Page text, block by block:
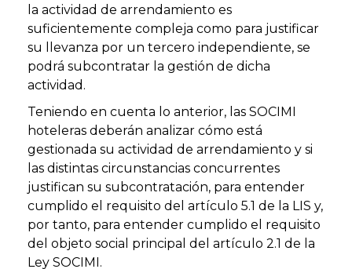
la actividad de arrendamiento es
suficientemente compleja como para justificar
su llevanza por un tercero independiente, se
podrá subcontratar la gestión de dicha
actividad.
Teniendo en cuenta lo anterior, las SOCIMI
hoteleras deberán analizar cómo está
gestionada su actividad de arrendamiento y si
las distintas circunstancias concurrentes
justifican su subcontratación, para entender
cumplido el requisito del artículo 5.1 de la LIS y,
por tanto, para entender cumplido el requisito
del objeto social principal del artículo 2.1 de la
Ley SOCIMI.